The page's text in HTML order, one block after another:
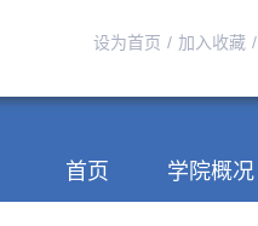
设为首页 / 加入收藏 /
首页 学院概况